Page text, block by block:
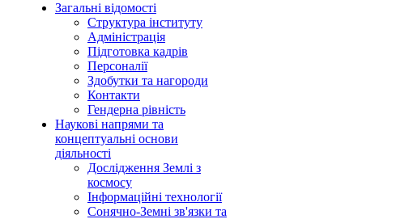
Загальні відомості
Структура інституту
Адміністрація
Підготовка кадрів
Персоналії
Здобутки та нагороди
Контакти
Гендерна рівність
Наукові напрями та
концептуальні основи
діяльності
Дослідження Землі з
космосу
Інформаційні технології
Сонячно-Земні зв'язки та